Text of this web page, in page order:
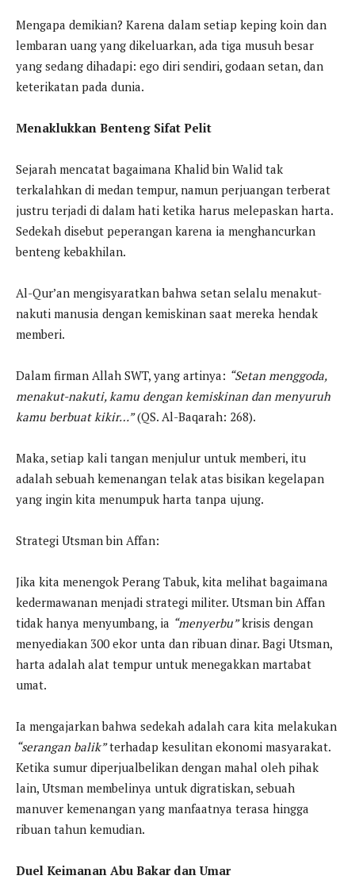
Mengapa demikian? Karena dalam setiap keping koin dan
lembaran uang yang dikeluarkan, ada tiga musuh besar
yang sedang dihadapi: ego diri sendiri, godaan setan, dan
keterikatan pada dunia.
Menaklukkan Benteng Sifat Pelit
Sejarah mencatat bagaimana Khalid bin Walid tak
terkalahkan di medan tempur, namun perjuangan terberat
justru terjadi di dalam hati ketika harus melepaskan harta.
Sedekah disebut peperangan karena ia menghancurkan
benteng kebakhilan.
Al-Qur’an mengisyaratkan bahwa setan selalu menakut-
nakuti manusia dengan kemiskinan saat mereka hendak
memberi.
Dalam firman Allah SWT, yang artinya: “Setan menggoda,
menakut-nakuti, kamu dengan kemiskinan dan menyuruh
kamu berbuat kikir…”(QS. Al-Baqarah: 268).
Maka, setiap kali tangan menjulur untuk memberi, itu
adalah sebuah kemenangan telak atas bisikan kegelapan
yang ingin kita menumpuk harta tanpa ujung.
Strategi Utsman bin Affan:
Jika kita menengok Perang Tabuk, kita melihat bagaimana
kedermawanan menjadi strategi militer. Utsman bin Affan
tidak hanya menyumbang, ia “menyerbu”krisis dengan
menyediakan 300 ekor unta dan ribuan dinar. Bagi Utsman,
harta adalah alat tempur untuk menegakkan martabat
umat.
Ia mengajarkan bahwa sedekah adalah cara kita melakukan
“serangan balik”terhadap kesulitan ekonomi masyarakat.
Ketika sumur diperjualbelikan dengan mahal oleh pihak
lain, Utsman membelinya untuk digratiskan, sebuah
manuver kemenangan yang manfaatnya terasa hingga
ribuan tahun kemudian.
Duel Keimanan Abu Bakar dan Umar